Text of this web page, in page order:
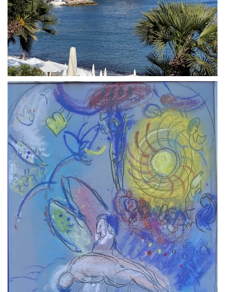
Webuntis
Office 365
Bildungsportal
Online Library Catalogue
GIBS Alumni
General Data Protection Regulation
Forms Download
Deregistration
Curriculum/Stundentafel
Schulbesuchsbestätigung